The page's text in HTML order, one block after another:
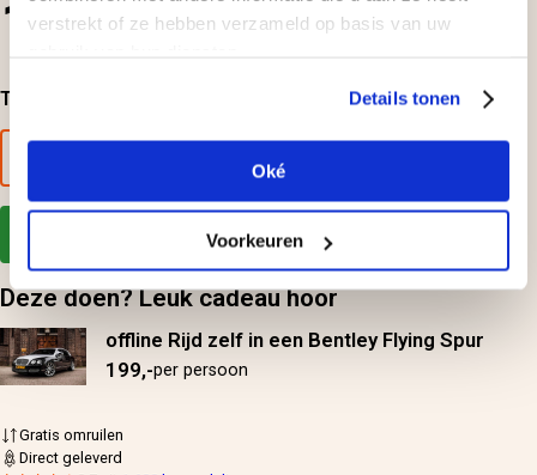
verstrekt of ze hebben verzameld op basis van uw
Details tonen
Oké
Voorkeuren
1
Top-beoordelingen
Deze doen? Leuk cadeau hoor
offline Rijd zelf in een Bentley Flying Spur
199,-per persoon
Gratis omruilen
Direct geleverd